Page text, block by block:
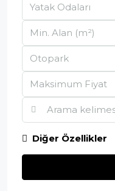
Yatak Odaları
Otopark
Diğer Özellikler